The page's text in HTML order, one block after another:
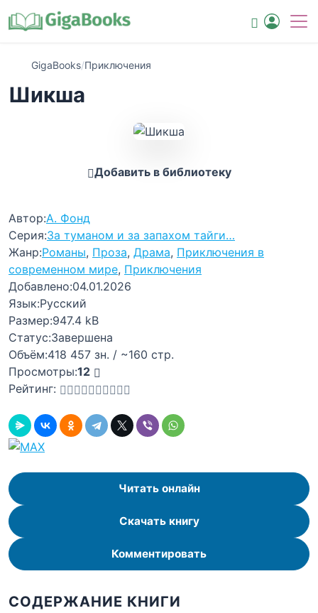
GigaBooks/Приключения
Шикша
Добавить в библиотеку
Автор:А. Фонд
Серия:За туманом и за запахом тайги…
Жанр:Романы, Проза, Драма, Приключения в
современном мире, Приключения
Добавлено:04.01.2026
Язык:Русский
Размер:947.4 kB
Статус:Завершена
Объём:418 457 зн. / ~160 стр.
Просмотры:12
Рейтинг:
Читать онлайн
Скачать книгу
Комментировать
СОДЕРЖАНИЕ КНИГИ